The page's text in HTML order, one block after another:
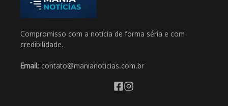
Compromisso com a notícia de forma séria e com
credibilidade.
Email: contato@manianoticias.com.br